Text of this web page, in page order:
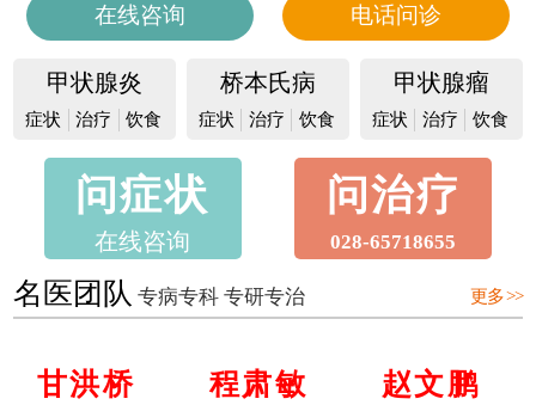
在线咨询 电话问诊
甲状腺炎
症状 治疗 饮食
桥本氏病
症状 治疗 饮食
甲状腺瘤
症状 治疗 饮食
问症状
在线咨询
问治疗
028-65718655
名医团队 专病专科 专研专治 更多 >>
甘洪桥 程肃敏 赵文鹏